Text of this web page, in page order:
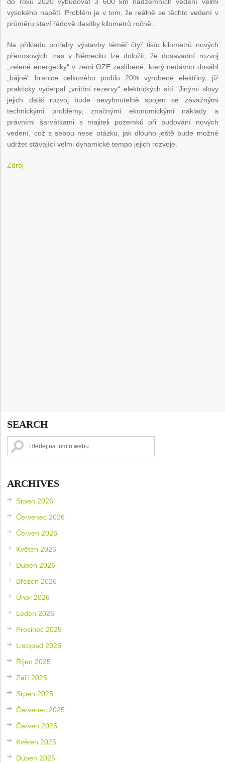
vysokého napětí. Problém je v tom, že reálně se těchto vedení v
průměru staví řádově desítky kilometrů ročně…
Na příkladu potřeby výstavby téměř čtyř tisíc kilometrů nových
přenosových tras v Německu lze doložit, že dosavadní rozvoj
„zelené energetiky“ v zemi OZE zaslíbené, který nedávno dosáhl
„bájné“ hranice celkového podílu 20% vyrobené elektřiny, již
prakticky vyčerpal „vnitřní rezervy“ elektrických sítí. Jinými slovy
jejich další rozvoj bude nevyhnutelně spojen se závažnými
technickými problémy, značnými ekonomickými náklady a
právními šarvátkami s majiteli pozemků při budování nových
vedení, což s sebou nese otázku, jak dlouho ještě bude možné
udržet stávající velmi dynamické tempo jejich rozvoje.
Zdroj
SEARCH
ARCHIVES
Srpen 2026
Červenec 2026
Červen 2026
Květen 2026
Duben 2026
Březen 2026
Únor 2026
Leden 2026
Prosinec 2025
Listopad 2025
Říjen 2025
Září 2025
Srpen 2025
Červenec 2025
Červen 2025
Květen 2025
Duben 2025